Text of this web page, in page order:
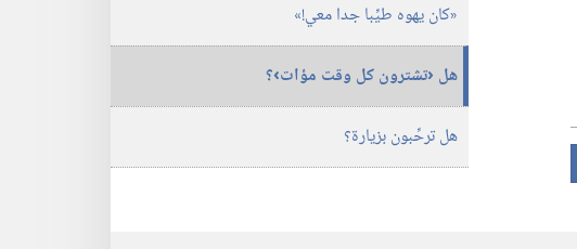
‏«كان يهوه طيِّبا جدا معي!‏»‏
هل ‹تشترون كل وقت مؤات›؟‏
هل ترحِّبون بزيارة؟‏